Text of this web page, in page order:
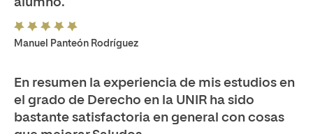
Manuel Panteón Rodríguez
En resumen la experiencia de mis estudios en
el grado de Derecho en la UNIR ha sido
bastante satisfactoria en general con cosas